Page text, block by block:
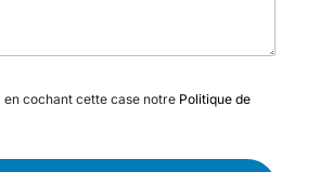
en cochant cette case notre Politique de